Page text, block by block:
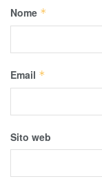
Nome *
Email *
Sito web